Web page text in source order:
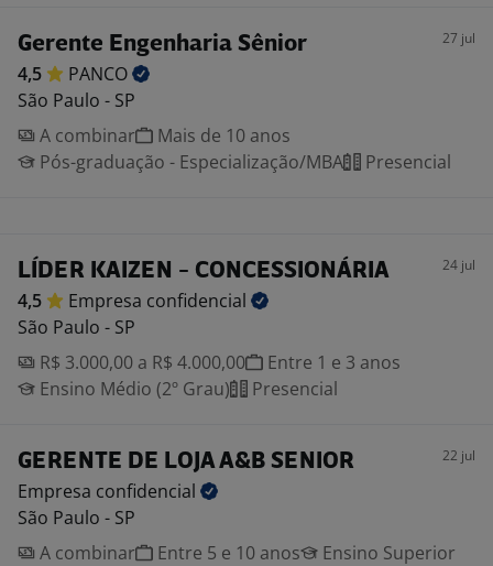
Gerente Engenharia Sênior 27 jul
4,5
PANCO
São Paulo - SP
A combinar
Mais de 10 anos
Pós-graduação - Especialização/MBA
Presencial
LÍDER KAIZEN - CONCESSIONÁRIA 24 jul
4,5 Empresa confidencial
São Paulo - SP
R$ 3.000,00 a R$ 4.000,00
Entre 1 e 3 anos
Ensino Médio (2º Grau)
Presencial
GERENTE DE LOJA A&B SENIOR 22 jul
Empresa confidencial
São Paulo - SP
A combinar
Entre 5 e 10 anos
Ensino Superior